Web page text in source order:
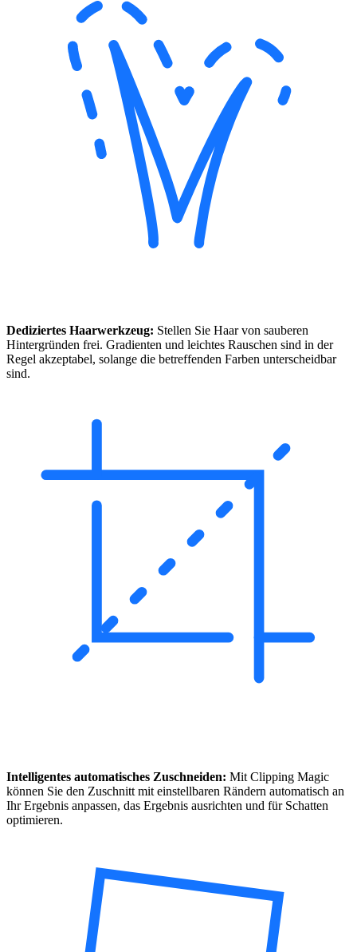
Dediziertes Haarwerkzeug: Stellen Sie Haar von sauberen
Hintergründen frei. Gradienten und leichtes Rauschen sind in der
Regel akzeptabel, solange die betreffenden Farben unterscheidbar
sind.
Intelligentes automatisches Zuschneiden: Mit Clipping Magic
können Sie den Zuschnitt mit einstellbaren Rändern automatisch an
Ihr Ergebnis anpassen, das Ergebnis ausrichten und für Schatten
optimieren.